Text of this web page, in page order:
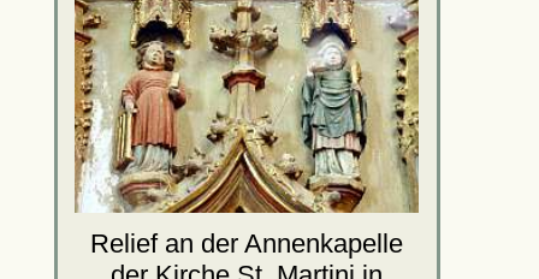
Relief an der Annenkapelle